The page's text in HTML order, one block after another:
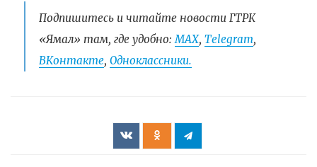
Подпишитесь и читайте новости ГТРК
«Ямал» там, где удобно:МАХ, Telegram,
ВКонтакте, Одноклассники.